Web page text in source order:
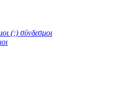
(;) σύνδεσμοι